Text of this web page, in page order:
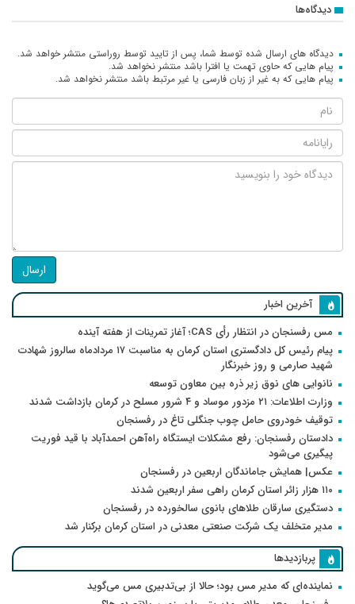
دیدگاه‌ها
دیدگاه های ارسال شده توسط شما، پس از تایید توسط روراستی منتشر خواهد شد.
پیام هایی که حاوی تهمت یا افترا باشد منتشر نخواهد شد.
پیام هایی که به غیر از زبان فارسی یا غیر مرتبط باشد منتشر نخواهد شد.
ارسال
آخرین اخبار
مس رفسنجان در انتظار رأی CAS؛ آغاز تمرینات از هفته آینده
پیام رئیس کل دادگستری استان کرمان به مناسبت ۱۷ مردادماه سالروز شهادت
شهید صارمی و روز خبرنگار
نانوایی های نوق زیر ذره بین معاون توسعه
وزارت اطلاعات: ۲۱ مزدور موساد و ۴ شرور مسلح در کرمان بازداشت شدند
توقیف خودروی حامل چوب جنگلی تاغ در رفسنجان
دادستان رفسنجان: رفع مشکلات ایستگاه راه‌آهن احمدآباد با قید فوریت
پیگیری می‌شود
عکس| همایش جاماندگان اربعین در رفسنجان
۱۱۰ هزار زائر استان کرمان راهی سفر اربعین شدند
دستگیری سارقان طلاهای بانوی سالخورده در رفسنجان
مدیر متخلف یک شرکت صنعتی معدنی در استان کرمان برکنار شد
پربازدیدها
نماینده‌ای که مدیر مس بود؛ حالا از بی‌تدبیری مس می‌گوید